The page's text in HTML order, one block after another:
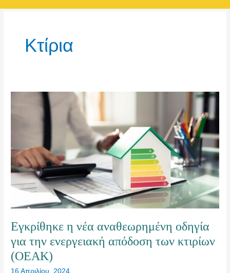
Κτίρια
Εγκρίθηκε η νέα αναθεωρημένη οδηγία
για την ενεργειακή απόδοση των κτιρίων
(OEAK)
16 Απριλίου, 2024